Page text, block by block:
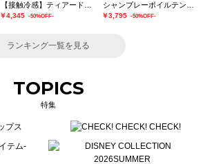
￥4,345 -50%OFF- ￥3,795 -50%OFF-
ランキング一覧を見る
TOPICS
特集